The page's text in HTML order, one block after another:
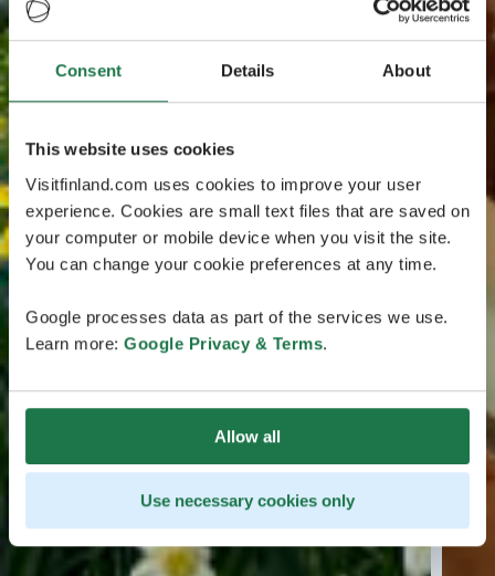
Consent Details About
This website uses cookies
Visitfinland.com uses cookies to improve your user
experience. Cookies are small text files that are saved on
your computer or mobile device when you visit the site.
You can change your cookie preferences at any time.
Google processes data as part of the services we use.
Learn more: Google Privacy & Terms.
Allow all
Use necessary cookies only